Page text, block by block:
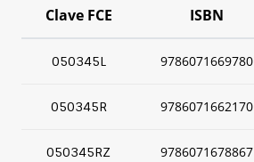
Clave FCE ISBN
050345L 9786071669780
050345R 9786071662170
050345RZ 9786071678867